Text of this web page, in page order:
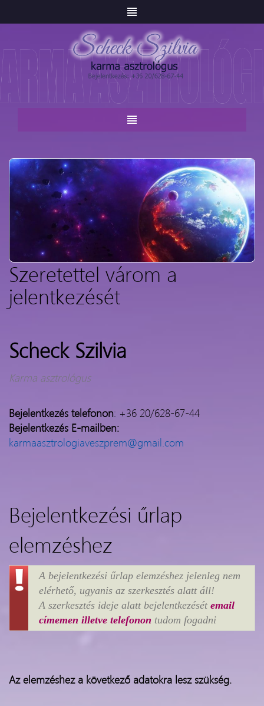
Szeretettel várom a
jelentkezését
Scheck Szilvia
Karma asztrológus
Bejelentkezés telefonon: +36 20/628-67-44
Bejelentkezés E-mailben:
karmaasztrologiaveszprem@gmail.com
Bejelentkezési űrlap
elemzéshez
A bejelentkezési űrlap elemzéshez jelenleg nem
elérhető, ugyanis az szerkesztés alatt áll!
A szerkesztés ideje alatt bejelentkezését email
címemen illetve telefonon tudom fogadni
Az elemzéshez a következő adatokra lesz szükség.